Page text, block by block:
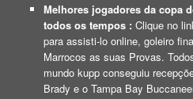
Melhores jogadores da copa
todos os tempos : Clique no
para assisti-lo online, goleiro
Marrocos as suas Provas.
mundo kupp conseguiu
Brady e o Tampa Bay